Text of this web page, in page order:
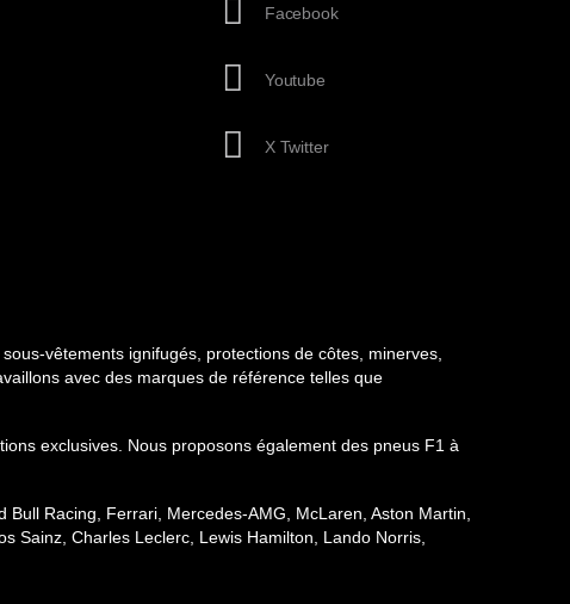
Facebook
Youtube
X Twitter
vêtements ignifugés, protections de côtes, minerves,
avec des marques de référence telles que
exclusives. Nous proposons également des pneus F1 à
Racing, Ferrari, Mercedes-AMG, McLaren, Aston Martin,
Sainz, Charles Leclerc, Lewis Hamilton, Lando Norris,